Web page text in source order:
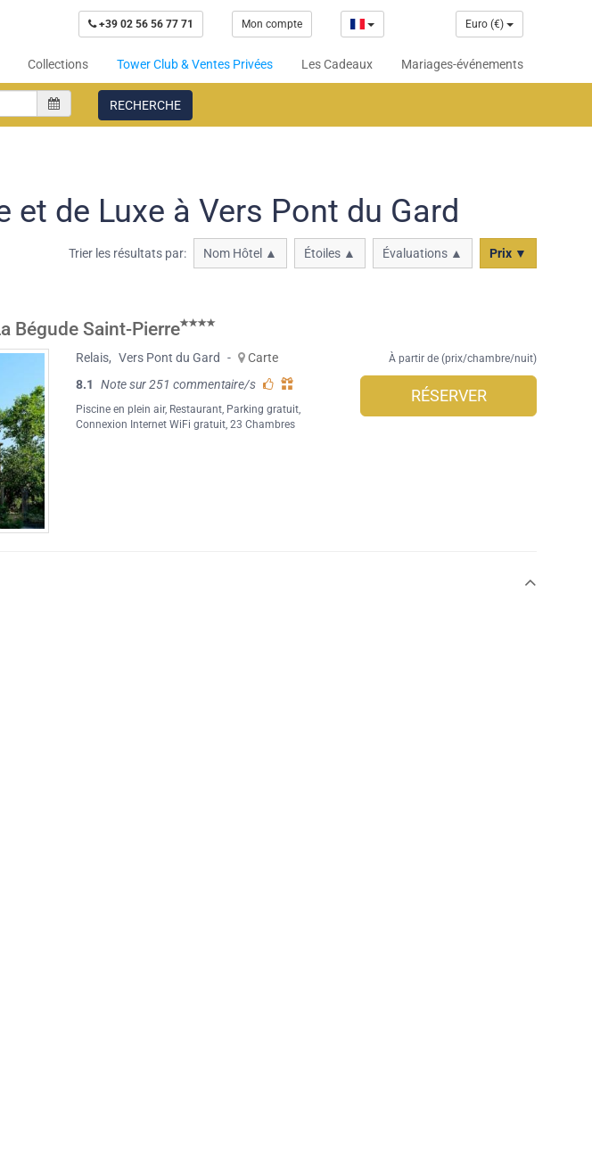
+39 02 56 56 77 71 Mon compte Euro (€)
Collections Tower Club & Ventes Privées Les Cadeaux Mariages-événements
RECHERCHE
et de Luxe à Vers Pont du Gard
Trier les résultats par: Nom Hôtel ▲ Étoiles ▲ Évaluations ▲ Prix ▼
Bégude Saint-Pierre
Relais, Vers Pont du Gard -
Carte
8.1
Note sur 251 commentaire/s
Piscine en plein air, Restaurant, Parking gratuit,
Connexion Internet WiFi gratuit, 23 Chambres
À partir de (prix/chambre/nuit)
RÉSERVER